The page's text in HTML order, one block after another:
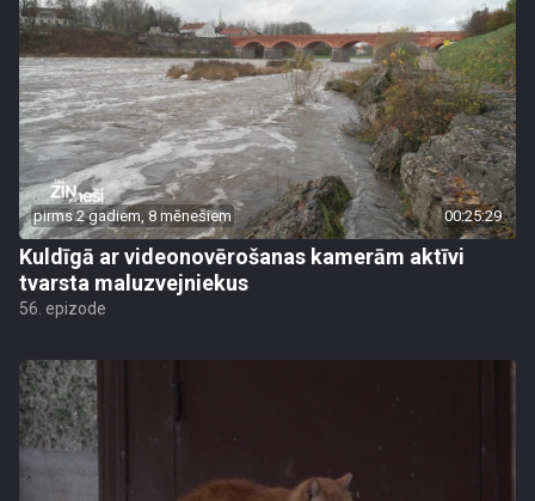
pirms 2 gadiem, 8 mēnešiem 00:25:29
Kuldīgā ar videonovērošanas kamerām aktīvi
tvarsta maluzvejniekus
56. epizode